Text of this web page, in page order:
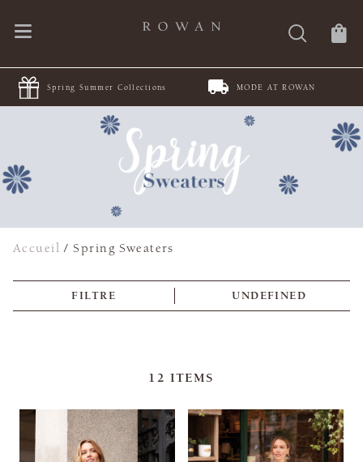
Spring Summer Collections MODE AT ROWAN
Accueil /Spring Sweaters
FILTRE UNDEFINED
12 ITEMS